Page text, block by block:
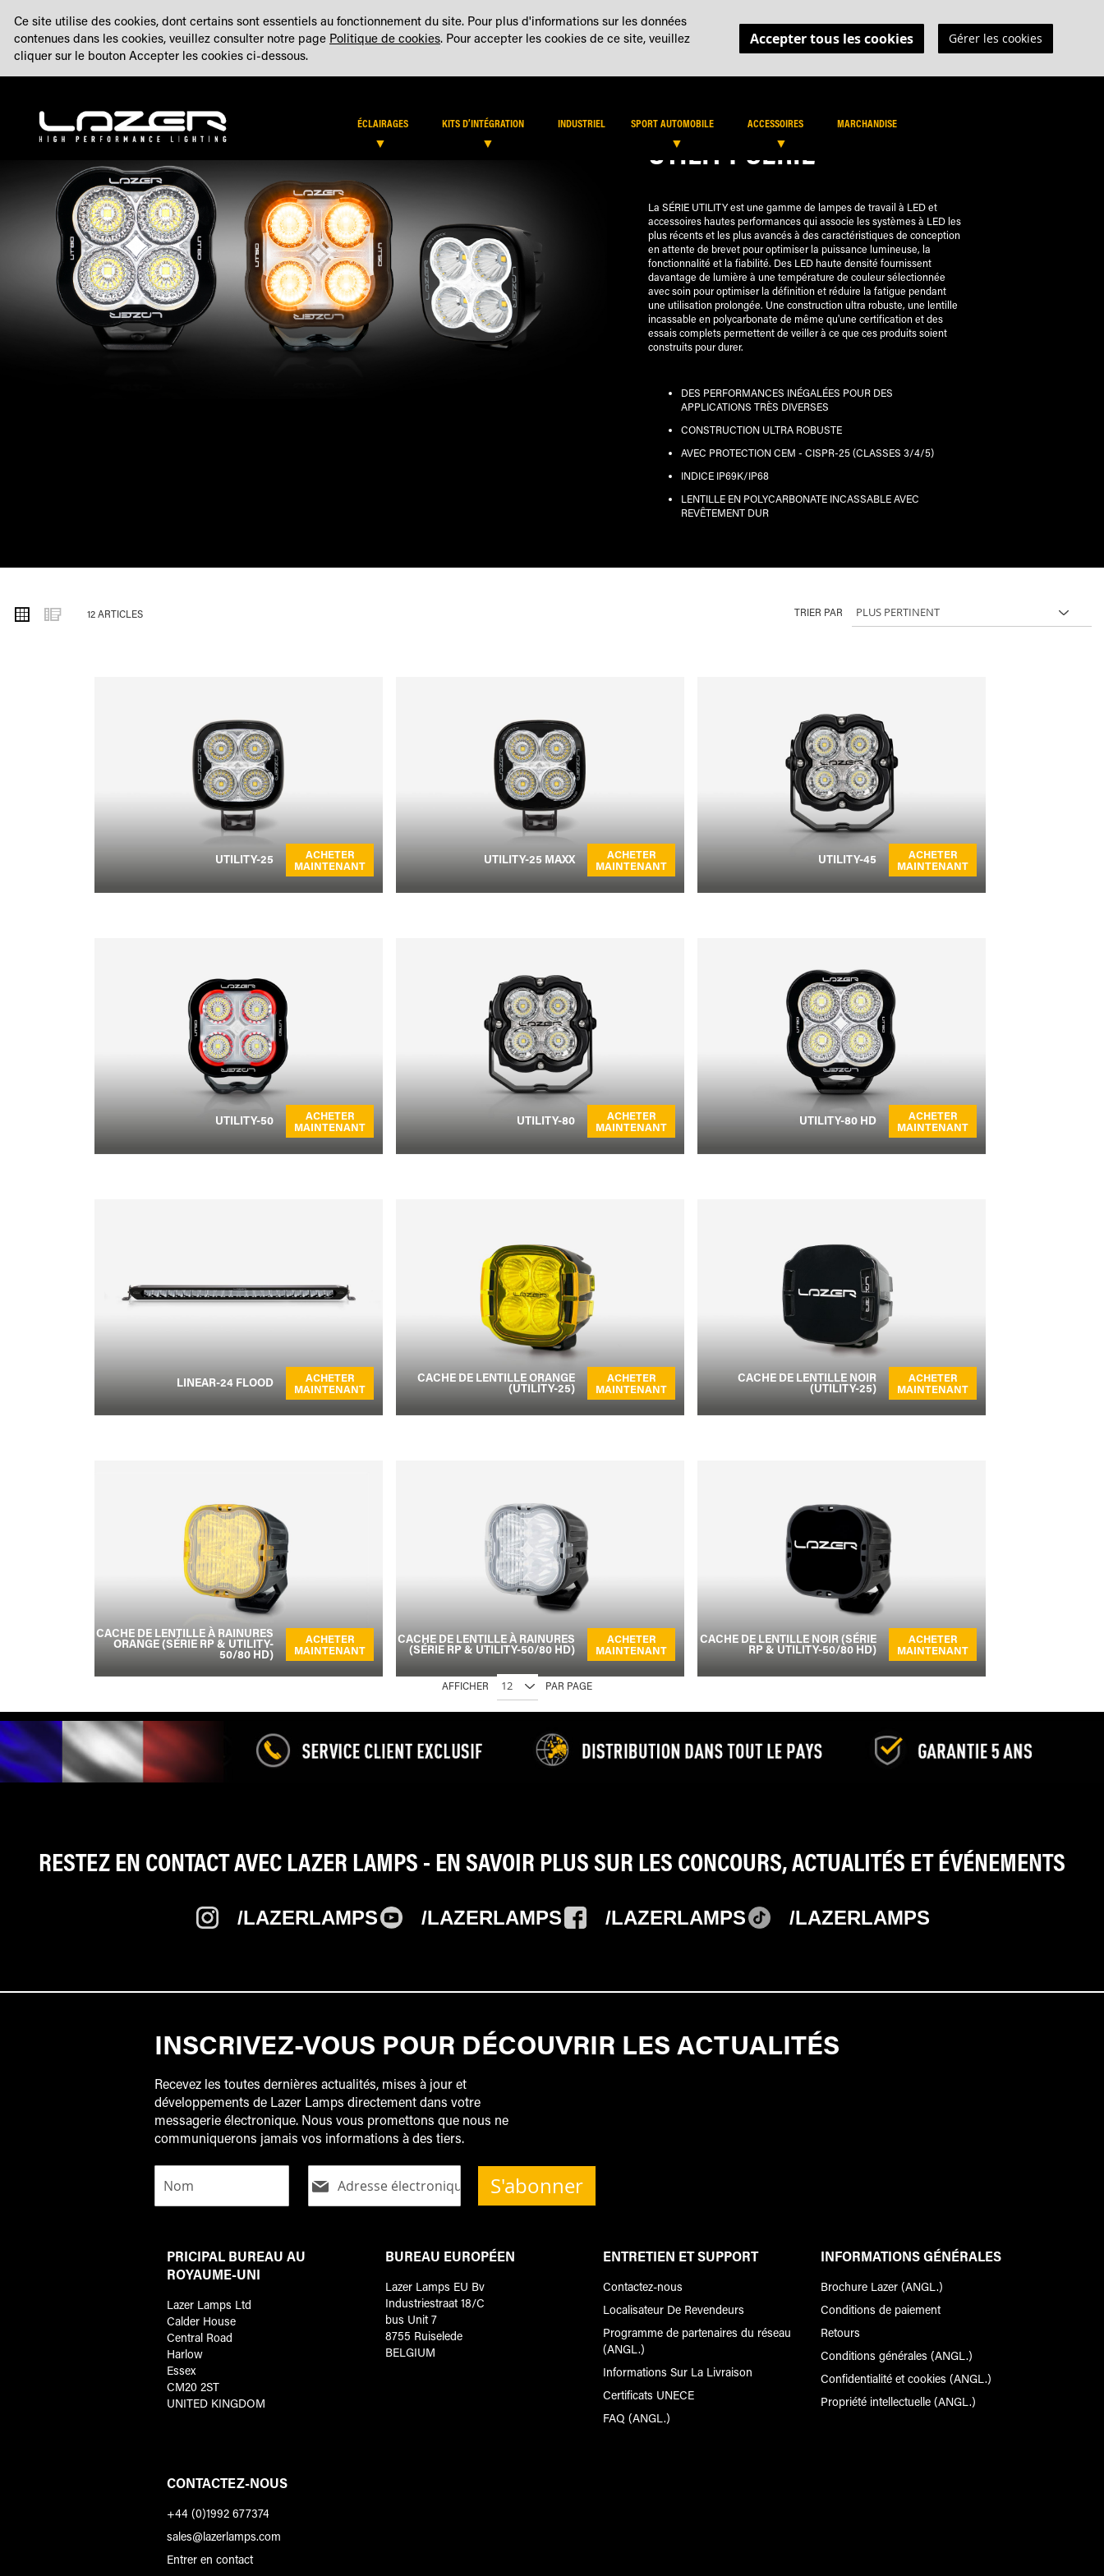
AU
CONTENU
FABRIQUÉ AU ROYAUME-UNI À PROPOS DE NOUS BLOG (ENG) NOUS CONTACTER COMPTE
LOCALISATEUR DE REVENDEURS MON PANIER
ÉCLAIRAGES KITS D’INTÉGRATION INDUSTRIEL SPORT AUTOMOBILE ACCESSOIRES MARCHANDISE
UTILITY SÉRIE
La SÉRIE UTILITY est une gamme de lampes de travail à LED et
accessoires hautes performances qui associe les systèmes à LED les
plus récents et les plus avancés à des caractéristiques de conception
en attente de brevet pour optimiser la puissance lumineuse, la
fonctionnalité et la fiabilité. Des LED haute densité fournissent
davantage de lumière à une température de couleur sélectionnée
avec soin pour optimiser la définition et réduire la fatigue pendant
une utilisation prolongée. Une construction ultra robuste, une lentille
incassable en polycarbonate de même qu'une certification et des
essais complets permettent de veiller à ce que ces produits soient
construits pour durer.
DES PERFORMANCES INÉGALÉES POUR DES
APPLICATIONS TRÈS DIVERSES
CONSTRUCTION ULTRA ROBUSTE
AVEC PROTECTION CEM - CISPR-25 (CLASSES 3/4/5)
INDICE IP69K/IP68
LENTILLE EN POLYCARBONATE INCASSABLE AVEC
REVÊTEMENT DUR
AFFICHER
EN
Grille Liste
12ARTICLES TRIER PAR
UTILITY-25
ACHETER
MAINTENANT
UTILITY-25 MAXX
ACHETER
MAINTENANT
UTILITY-45
ACHETER
MAINTENANT
UTILITY-50
ACHETER
MAINTENANT
UTILITY-80
ACHETER
MAINTENANT
UTILITY-80 HD
ACHETER
MAINTENANT
LINEAR-24 FLOOD
ACHETER
MAINTENANT
CACHE DE LENTILLE ORANGE
(UTILITY-25)
ACHETER
MAINTENANT
CACHE DE LENTILLE NOIR
(UTILITY-25)
ACHETER
MAINTENANT
CACHE DE LENTILLE À RAINURES
ORANGE (SÉRIE RP & UTILITY-
50/80 HD)
ACHETER
MAINTENANT
CACHE DE LENTILLE À RAINURES
(SÉRIE RP & UTILITY-50/80 HD)
ACHETER
MAINTENANT
CACHE DE LENTILLE NOIR (SÉRIE
RP & UTILITY-50/80 HD)
ACHETER
MAINTENANT
AFFICHER PAR PAGE
RESTEZ EN CONTACT AVEC LAZER LAMPS - EN SAVOIR PLUS SUR LES CONCOURS, ACTUALITÉS ET ÉVÉNEMENTS
/LAZERLAMPS /LAZERLAMPS /LAZERLAMPS /LAZERLAMPS
INSCRIVEZ-VOUS POUR DÉCOUVRIR LES ACTUALITÉS
Recevez les toutes dernières actualités, mises à jour et
développements de Lazer Lamps directement dans votre
messagerie électronique. Nous vous promettons que nous ne
communiquerons jamais vos informations à des tiers.
S'abonner
PRICIPAL BUREAU AU
ROYAUME-UNI
Lazer Lamps Ltd
Calder House
Central Road
Harlow
Essex
CM20 2ST
UNITED KINGDOM
BUREAU EUROPÉEN
Lazer Lamps EU Bv
Industriestraat 18/C
bus Unit 7
8755 Ruiselede
BELGIUM
ENTRETIEN ET SUPPORT
Contactez-nous
Localisateur De Revendeurs
Programme de partenaires du réseau
(ANGL.)
Informations Sur La Livraison
Certificats UNECE
FAQ (ANGL.)
INFORMATIONS GÉNÉRALES
Brochure Lazer (ANGL.)
Conditions de paiement
Retours
Conditions générales (ANGL.)
Confidentialité et cookies (ANGL.)
Propriété intellectuelle (ANGL.)
CONTACTEZ-NOUS
+44 (0)1992 677374
sales@lazerlamps.com
Entrer en contact
Ce site utilise des cookies, dont certains sont essentiels au fonctionnement du site. Pour plus d'informations sur les données
contenues dans les cookies, veuillez consulter notre page Politique de cookies. Pour accepter les cookies de ce site, veuillez
cliquer sur le bouton Accepter les cookies ci-dessous.
Accepter tous les cookies Gérer les cookies